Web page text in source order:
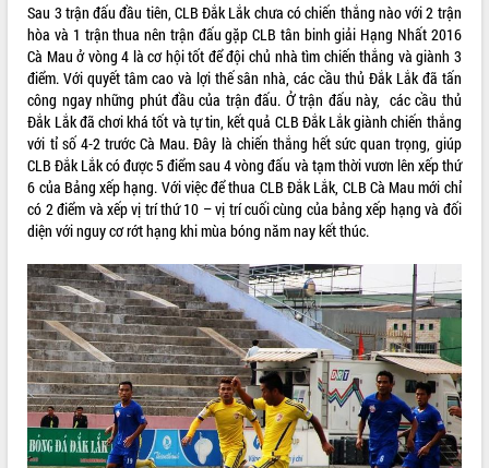
THÔNG TIN CHỈ ĐẠO ĐIỀU HÀNH
HỆ THỐNG VĂN BẢN
VĂN BẢN HĐND TỈNH
ĐIỂM TIN VĂN BẢN
QUY HOẠCH - KẾ HOẠCH
Sau 3 trận đấu đầu tiên, CLB Đắk Lắk chưa có chiến thắng nào với 2 trận
hòa và 1 trận thua nên trận đấu gặp CLB tân binh giải Hạng Nhất 2016
Cà Mau ở vòng 4 là cơ hội tốt để đội chủ nhà tìm chiến thắng và giành 3
điểm. Với quyết tâm cao và lợi thế sân nhà, các cầu thủ Đắk Lắk đã tấn
công ngay những phút đầu của trận đấu. Ở trận đấu này, các cầu thủ
Đắk Lắk đã chơi khá tốt và tự tin, kết quả CLB Đắk Lắk giành chiến thắng
với tỉ số 4-2 trước Cà Mau. Đây là chiến thắng hết sức quan trọng, giúp
CLB Đắk Lắk có được 5 điểm sau 4 vòng đấu và tạm thời vươn lên xếp thứ
6 của Bảng xếp hạng. Với việc để thua CLB Đắk Lắk, CLB Cà Mau mới chỉ
có 2 điểm và xếp vị trí thứ 10 – vị trí cuối cùng của bảng xếp hạng và đối
diện với nguy cơ rớt hạng khi mùa bóng năm nay kết thúc.